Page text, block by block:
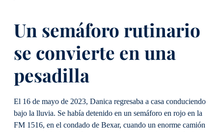
Un semáforo rutinario
se convierte en una
pesadilla
El 16 de mayo de 2023, Danica regresaba a casa conduciendo
bajo la lluvia. Se había detenido en un semáforo en rojo en la
FM 1516, en el condado de Bexar, cuando un enorme camión